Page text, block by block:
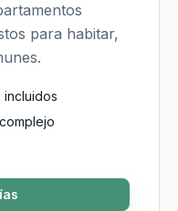
para habitar,